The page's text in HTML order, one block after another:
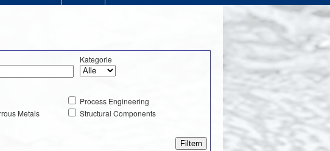
Kategorie
Process Engineering
Metals
Structural Components